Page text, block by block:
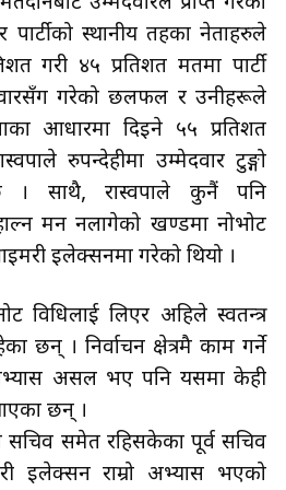
स्थानीय तहका नेताहरुले
गरी ४५ प्रतिशत मतमा पार्टी
गरेको छलफल र उनीहरूले
आधारमा दिइने ५५ प्रतिशत
रुपन्देहीमा उम्मेदवार टुङ्गो
। साथै, रास्वपाले कुनैं पनि
मन नलागेको खण्डमा नोभोट
इलेक्सनमा गरेको थियो ।
विधिलाई लिएर अहिले स्वतन्त्र
छन् । निर्वाचन क्षेत्रमै काम गर्ने
अभ्यास असल भए पनि यसमा केही
छन् ।
सचिव समेत रहिसकेका पूर्व सचिव
इलेक्सन राम्रो अभ्यास भएको